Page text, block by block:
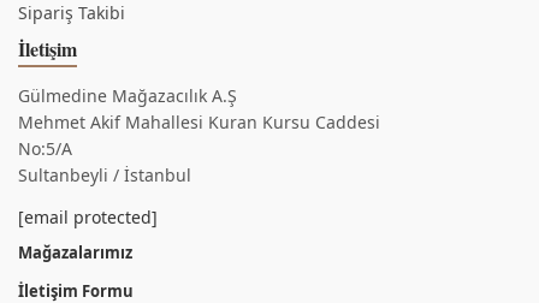
Sipariş Takibi
İletişim
Gülmedine Mağazacılık A.Ş
Mehmet Akif Mahallesi Kuran Kursu Caddesi
No:5/A
Sultanbeyli / İstanbul
[email protected]
Mağazalarımız
İletişim Formu